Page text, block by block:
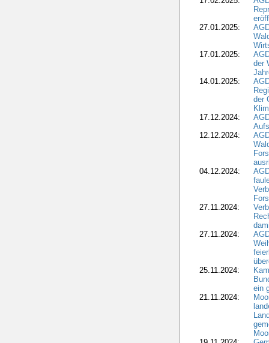
27.01.2025:
17.01.2025:
der
14.01.2025:
der
17.12.2024:
12.12.2024:
04.12.2024:
27.11.2024:
27.11.2024:
25.11.2024:
ein
21.11.2024: